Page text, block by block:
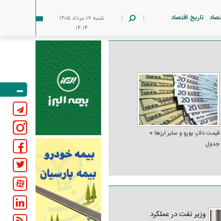
تاریخ اقتصاد
شنبه ۱۷ مرداد ۱۴۰۵
۱۴:۱۴
قیمت دلار، یورو و سایر ارز‌ها +
جدول
وزیر نفت در عملکرد